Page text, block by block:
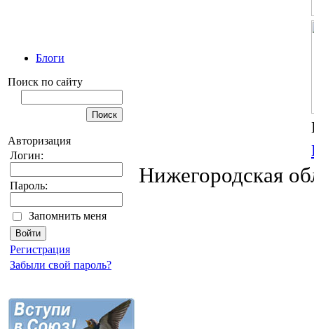
Блоги
Поиск по сайту
Авторизация
Логин:
Пароль:
Запомнить меня
Регистрация
Забыли свой пароль?
Нижегородская